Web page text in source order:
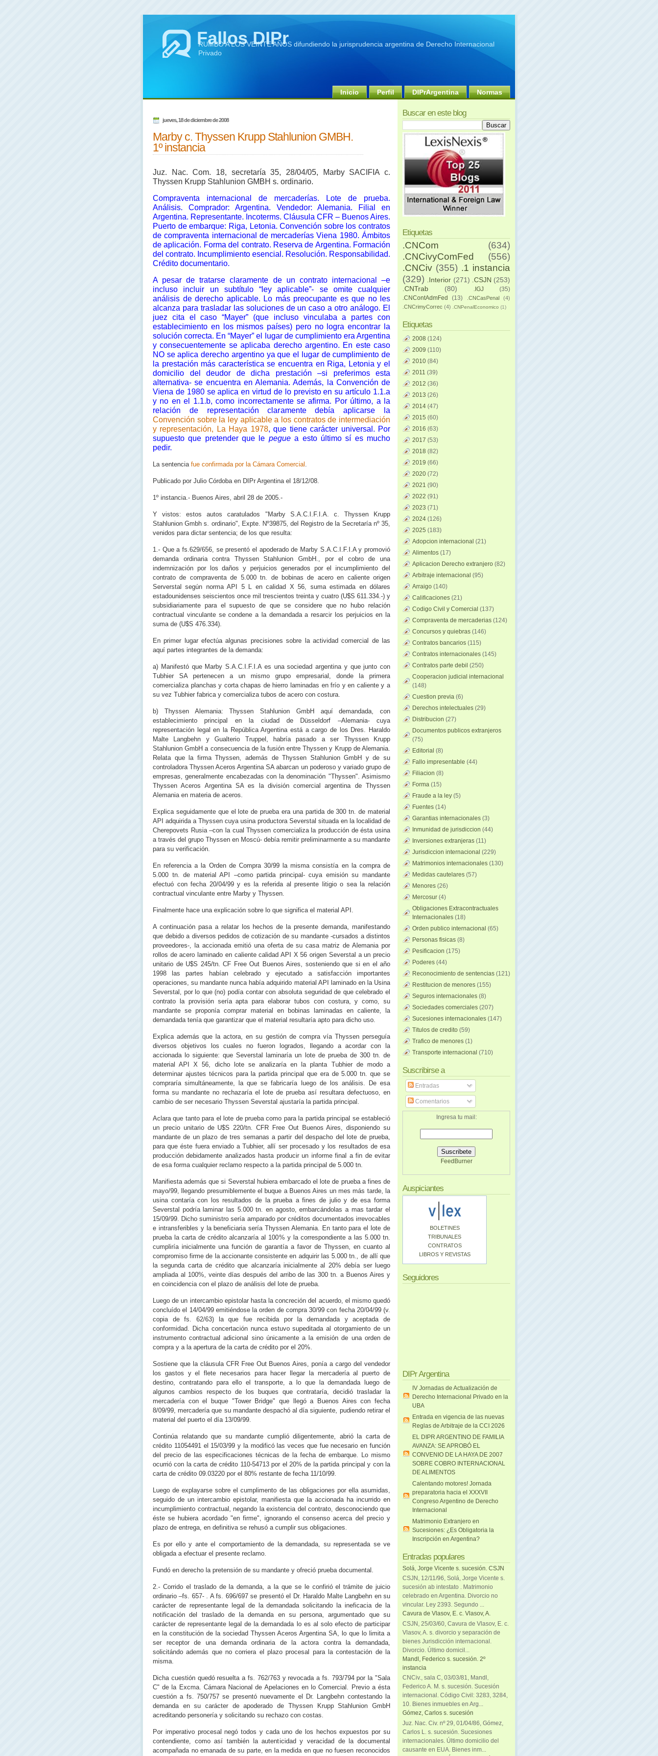
Fallos DIPr
RUMBO A LOS VEINTE AÑOS difundiendo la jurisprudencia argentina de Derecho Internacional
Privado
Inicio Perfil DIPrArgentina Normas
jueves, 18 de diciembre de 2008
Marby c. Thyssen Krupp Stahlunion GMBH.
1º instancia
Juz. Nac. Com. 18, secretaría 35, 28/04/05, Marby SACIFIA c.
Thyssen Krupp Stahlunion GMBH s. ordinario.
Compraventa internacional de mercaderías. Lote de prueba.
Análisis. Comprador: Argentina. Vendedor: Alemania. Filial en
Argentina. Representante. Incoterms. Cláusula CFR – Buenos Aires.
Puerto de embarque: Riga, Letonia. Convención sobre los contratos
de compraventa internacional de mercaderías Viena 1980. Ámbitos
de aplicación. Forma del contrato. Reserva de Argentina. Formación
del contrato. Incumplimiento esencial. Resolución. Responsabilidad.
Crédito documentario.
A pesar de tratarse claramente de un contrato internacional –e
incluso incluir un subtítulo “ley aplicable”- se omite cualquier
análisis de derecho aplicable. Lo más preocupante es que no les
alcanza para trasladar las soluciones de un caso a otro análogo. El
juez cita el caso “Mayer” (que incluso vinculaba a partes con
establecimiento en los mismos países) pero no logra encontrar la
solución correcta. En “Mayer” el lugar de cumplimiento era Argentina
y consecuentemente se aplicaba derecho argentino. En este caso
NO se aplica derecho argentino ya que el lugar de cumplimiento de
la prestación más característica se encuentra en Riga, Letonia y el
domicilio del deudor de dicha prestación –si preferimos esta
alternativa- se encuentra en Alemania. Además, la Convención de
Viena de 1980 se aplica en virtud de lo previsto en su artículo 1.1.a
y no en el 1.1.b, como incorrectamente se afirma. Por último, a la
relación de representación claramente debía aplicarse la
Convención sobre la ley aplicable a los contratos de intermediación
y representación, La Haya 1978, que tiene carácter universal. Por
supuesto que pretender que le peguea esto último sí es mucho
pedir.
La sentencia fue confirmada por la Cámara Comercial .
Publicado por Julio Córdoba en DIPr Argentina el 18/12/08.
1º instancia.- Buenos Aires, abril 28 de 2005.-
Y vistos: estos autos caratulados "Marby S.A.C.I.F.I.A. c. Thyssen Krupp
Stahlunion Gmbh s. ordinario", Expte. Nº39875, del Registro de la Secretaría nº 35,
venidos para dictar sentencia; de los que resulta:
1.- Que a fs.629/656, se presentó el apoderado de Marby S.A.C.I.F.I.A y promovió
demanda ordinaria contra Thyssen Stahlunion GmbH., por el cobro de una
indemnización por los daños y perjuicios generados por el incumplimiento del
contrato de compraventa de 5.000 tn. de bobinas de acero en caliente origen
Serverstal según norma API 5 L en calidad X 56, suma estimada en dólares
estadounidenses seiscientos once mil trescientos treinta y cuatro (U$S 611.334.-) y
subsidiariamente para el supuesto de que se considere que no hubo relación
contractual vinculante se condene a la demandada a resarcir los perjuicios en la
suma de (U$S 476.334).
En primer lugar efectúa algunas precisiones sobre la actividad comercial de las
aquí partes integrantes de la demanda:
a) Manifestó que Marby S.A.C.I.F.I.A es una sociedad argentina y que junto con
Tubhier SA pertenecen a un mismo grupo empresarial, donde la primera
comercializa planchas y corta chapas de hierro laminadas en frío y en caliente y a
su vez Tubhier fabrica y comercializa tubos de acero con costura.
b) Thyssen Alemania: Thyssen Stahlunion GmbH aquí demandada, con
establecimiento principal en la ciudad de Düsseldorf –Alemania- cuya
representación legal en la República Argentina está a cargo de los Dres. Haraldo
Malte Langbehn y Gualterio Truppel, habría pasado a ser Thyssen Krupp
Stahlunion GmbH a consecuencia de la fusión entre Thyssen y Krupp de Alemania.
Relata que la firma Thyssen, además de Thyssen Stahlunion GmbH y de su
controladora Thyssen Aceros Argentina SA abarcan un poderoso y variado grupo de
empresas, generalmente encabezadas con la denominación "Thyssen". Asimismo
Thyssen Aceros Argentina SA es la división comercial argentina de Thyssen
Alemania en materia de aceros.
Explica seguidamente que el lote de prueba era una partida de 300 tn. de material
API adquirida a Thyssen cuya usina productora Severstal situada en la localidad de
Cherepovets Rusia –con la cual Thyssen comercializa la producción de ésta usina
a través del grupo Thyssen en Moscú- debía remitir preliminarmente a su mandante
para su verificación.
En referencia a la Orden de Compra 30/99 la misma consistía en la compra de
5.000 tn. de material API –como partida principal- cuya emisión su mandante
efectuó con fecha 20/04/99 y es la referida al presente litigio o sea la relación
contractual vinculante entre Marby y Thyssen.
Finalmente hace una explicación sobre lo que significa el material API.
A continuación pasa a relatar los hechos de la presente demanda, manifestando
que debido a diversos pedidos de cotización de su mandante -cursados a distintos
proveedores-, la accionada emitió una oferta de su casa matriz de Alemania por
rollos de acero laminado en caliente calidad API X 56 origen Severstal a un precio
unitario de U$S 245/tn. CF Free Out Buenos Aires, sosteniendo que si en el año
1998 las partes habían celebrado y ejecutado a satisfacción importantes
operaciones, su mandante nunca había adquirido material API laminado en la Usina
Severstal, por lo que (no) podía contar con absoluta seguridad de que celebrado el
contrato la provisión sería apta para elaborar tubos con costura, y como, su
mandante se proponía comprar material en bobinas laminadas en caliente, la
demandada tenía que garantizar que el material resultaría apto para dicho uso.
Explica además que la actora, en su gestión de compra vía Thyssen perseguía
diversos objetivos los cuales no fueron logrados, llegando a acordar con la
accionada lo siguiente: que Severstal laminaría un lote de prueba de 300 tn. de
material API X 56, dicho lote se analizaría en la planta Tubhier de modo a
determinar ajustes técnicos para la partida principal que era de 5.000 tn. que se
compraría simultáneamente, la que se fabricaría luego de los análisis. De esa
forma su mandante no rechazaría el lote de prueba así resultara defectuoso, en
cambio de ser necesario Thyssen Severstal ajustaría la partida principal.
Aclara que tanto para el lote de prueba como para la partida principal se estableció
un precio unitario de U$S 220/tn. CFR Free Out Buenos Aires, disponiendo su
mandante de un plazo de tres semanas a partir del despacho del lote de prueba,
para que éste fuera enviado a Tubhier, allí ser procesado y los resultados de esa
producción debidamente analizados hasta producir un informe final a fin de evitar
de esa forma cualquier reclamo respecto a la partida principal de 5.000 tn.
Manifiesta además que si Severstal hubiera embarcado el lote de prueba a fines de
mayo/99, llegando presumiblemente el buque a Buenos Aires un mes más tarde, la
usina contaría con los resultados de la prueba a fines de julio y de esa forma
Severstal podría laminar las 5.000 tn. en agosto, embarcándolas a mas tardar el
15/09/99. Dicho suministro sería amparado por créditos documentados irrevocables
e intransferibles y la beneficiaria sería Thyssen Alemania. En tanto para el lote de
prueba la carta de crédito alcanzaría al 100% y la correspondiente a las 5.000 tn.
cumpliría inicialmente una función de garantía a favor de Thyssen, en cuanto al
compromiso firme de la accionante consistente en adquirir las 5.000 tn., de allí que
la segunda carta de crédito que alcanzaría inicialmente al 20% debía ser luego
ampliada al 100%, veinte días después del arribo de las 300 tn. a Buenos Aires y
en coincidencia con el plazo de análisis del lote de prueba.
Luego de un intercambio epistolar hasta la concreción del acuerdo, el mismo quedó
concluído el 14/04/99 emitiéndose la orden de compra 30/99 con fecha 20/04/99 (v.
copia de fs. 62/63) la que fue recibida por la demandada y aceptada de
conformidad. Dicha concertación nunca estuvo supeditada al otorgamiento de un
instrumento contractual adicional sino únicamente a la emisión de una orden de
compra y a la apertura de la carta de crédito por el 20%.
Sostiene que la cláusula CFR Free Out Buenos Aires, ponía a cargo del vendedor
los gastos y el flete necesarios para hacer llegar la mercadería al puerto de
destino, contratando para ello el transporte, a lo que la demandada luego de
algunos cambios respecto de los buques que contrataría, decidió trasladar la
mercadería con el buque "Tower Bridge" que llegó a Buenos Aires con fecha
8/09/99, mercadería que su mandante despachó al día siguiente, pudiendo retirar el
material del puerto el día 13/09/99.
Continúa relatando que su mandante cumplió diligentemente, abrió la carta de
crédito 11054491 el 15/03/99 y la modificó las veces que fue necesario en función
del precio de las especificaciones técnicas de la fecha de embarque. Lo mismo
ocurrió con la carta de crédito 110-54713 por el 20% de la partida principal y con la
carta de crédito 09.03220 por el 80% restante de fecha 11/10/99.
Luego de explayarse sobre el cumplimento de las obligaciones por ella asumidas,
seguido de un intercambio epistolar, manifiesta que la accionada ha incurrido en
incumplimiento contractual, negando la existencia del contrato, desconociendo que
éste se hubiera acordado "en firme", ignorando el consenso acerca del precio y
plazo de entrega, en definitiva se rehusó a cumplir sus obligaciones.
Es por ello y ante el comportamiento de la demandada, su representada se ve
obligada a efectuar el presente reclamo.
Fundó en derecho la pretensión de su mandante y ofreció prueba documental.
2.- Corrido el traslado de la demanda, a la que se le confirió el trámite de juicio
ordinario –fs. 657- . A fs. 696/697 se presentó el Dr. Haraldo Malte Langbehn en su
carácter de representante legal de la demandada solicitando la ineficacia de la
notificación del traslado de la demanda en su persona, argumentado que su
carácter de representante legal de la demandada lo es al solo efecto de participar
en la constitución de la sociedad Thyssen Aceros Argentina SA, lo que lo limita a
ser receptor de una demanda ordinaria de la actora contra la demandada,
solicitándo además que no corriera el plazo procesal para la contestación de la
misma.
Dicha cuestión quedó resuelta a fs. 762/763 y revocada a fs. 793/794 por la "Sala
C" de la Excma. Cámara Nacional de Apelaciones en lo Comercial. Previo a ésta
cuestión a fs. 750/757 se presentó nuevamente el Dr. Langbehn contestando la
demanda en su carácter de apoderado de Thyssen Krupp Stahlunion GmbH
acreditando personería y solicitando su rechazo con costas.
Por imperativo procesal negó todos y cada uno de los hechos expuestos por su
contendiente, como así también la autenticidad y veracidad de la documental
acompañada no emanada de su parte, en la medida en que no fuesen reconocidos
Buscar en este blog
Etiquetas
.CNCom
(634)
.CNCivyComFed
(556)
.CNCiv (355) .1 instancia
(329)
.Interior (271) .CSJN (253)
.CNTrab
(80) .IGJ
(35)
.CNContAdmFed
(13) .CNCasPenal
(4)
.CNCrimyCorrec (4) .CNPenalEconomico (1)
Etiquetas
2008 (124)
2009 (110)
2010 (84)
2011 (39)
2012 (36)
2013 (26)
2014 (47)
2015 (60)
2016 (63)
2017 (53)
2018 (82)
2019 (66)
2020 (72)
2021 (90)
2022 (91)
2023 (71)
2024 (126)
2025 (183)
Adopcion internacional (21)
Alimentos (17)
Aplicacion Derecho extranjero (82)
Arbitraje internacional (95)
Arraigo (140)
Calificaciones (21)
Codigo Civil y Comercial (137)
Compraventa de mercaderias (124)
Concursos y quiebras (146)
Contratos bancarios (115)
Contratos internacionales (145)
Contratos parte debil (250)
Cooperacion judicial internacional
(148)
Cuestion previa (6)
Derechos intelectuales (29)
Distribucion (27)
Documentos publicos extranjeros
(75)
Editorial (8)
Fallo impresentable (44)
Filiacion (8)
Forma (15)
Fraude a la ley (5)
Fuentes (14)
Garantias internacionales (3)
Inmunidad de jurisdiccion (44)
Inversiones extranjeras (11)
Jurisdiccion internacional (229)
Matrimonios internacionales (130)
Medidas cautelares (57)
Menores (26)
Mercosur (4)
Obligaciones Extracontractuales
Internacionales (18)
Orden publico internacional (65)
Personas fisicas (8)
Pesificacion (175)
Poderes (44)
Reconocimiento de sentencias (121)
Restitucion de menores (155)
Seguros internacionales (8)
Sociedades comerciales (207)
Sucesiones internacionales (147)
Titulos de credito (59)
Trafico de menores (1)
Transporte internacional (710)
Suscribirse a
Entradas
Comentarios
Ingresa tu mail:
FeedBurner
Auspiciantes
BOLETINES
TRIBUNALES
CONTRATOS
LIBROS Y REVISTAS
Seguidores
DIPr Argentina
IV Jornadas de Actualización de
Derecho Internacional Privado en la
UBA
Entrada en vigencia de las nuevas
Reglas de Arbitraje de la CCI 2026
EL DIPR ARGENTINO DE FAMILIA
AVANZA: SE APROBÓ EL
CONVENIO DE LA HAYA DE 2007
SOBRE COBRO INTERNACIONAL
DE ALIMENTOS
Calentando motores! Jornada
preparatoria hacia el XXXVII
Congreso Argentino de Derecho
Internacional
Matrimonio Extranjero en
Sucesiones: ¿Es Obligatoria la
Inscripción en Argentina?
Entradas populares
Solá, Jorge Vicente s. sucesión. CSJN
CSJN, 12/11/96, Solá, Jorge Vicente s.
sucesión ab intestato . Matrimonio
celebrado en Argentina. Divorcio no
vincular. Ley 2393. Segundo ...
Cavura de Vlasov, E. c. Vlasov, A.
CSJN, 25/03/60, Cavura de Vlasov, E. c.
Vlasov, A. s. divorcio y separación de
bienes Jurisdicción internacional.
Divorcio. Último domicil...
Mandl, Federico s. sucesión. 2º
instancia
CNCiv., sala C, 03/03/81, Mandl,
Federico A. M. s. sucesión. Sucesión
internacional. Código Civil: 3283, 3284,
10. Bienes inmuebles en Arg...
Gómez, Carlos s. sucesión
Juz. Nac. Civ. nº 29, 01/04/86, Gómez,
Carlos L. s. sucesión. Sucesiones
internacionales. Último domicilio del
causante en EUA. Bienes inm...